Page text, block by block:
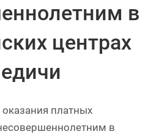
в
центрах
платных
в